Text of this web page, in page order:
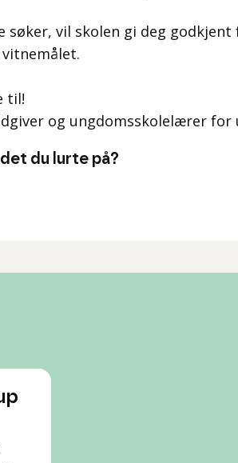
søker, vil skolen gi deg
til!
og ungdomsskolelærer for
du lurte på?